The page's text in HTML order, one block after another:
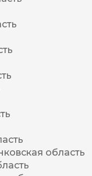
область